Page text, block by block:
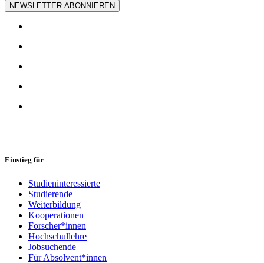
NEWSLETTER ABONNIEREN
Einstieg für
Studieninteressierte
Studierende
Weiterbildung
Kooperationen
Forscher*innen
Hochschullehre
Jobsuchende
Für Absolvent*innen